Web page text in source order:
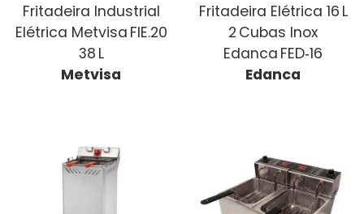
Fritadeira Industrial
Elétrica Metvisa FIE.20
38 L
Metvisa
Fritadeira Elétrica 16 L
2 Cubas Inox
Edanca FED‑16
Edanca